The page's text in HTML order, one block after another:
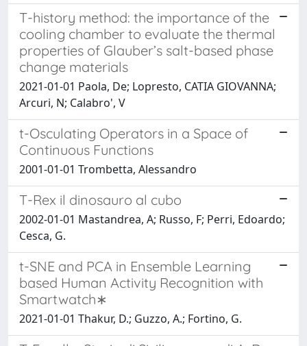
T-history method: the importance of the
cooling chamber to evaluate the thermal
properties of Glauber’s salt-based phase
change materials
2021-01-01 Paola, De; Lopresto, CATIA GIOVANNA;
Arcuri, N; Calabro', V
t-Osculating Operators in a Space of
Continuous Functions
2001-01-01 Trombetta, Alessandro
T-Rex il dinosauro al cubo
2002-01-01 Mastandrea, A; Russo, F; Perri, Edoardo;
Cesca, G.
t-SNE and PCA in Ensemble Learning
based Human Activity Recognition with
Smartwatch∗
2021-01-01 Thakur, D.; Guzzo, A.; Fortino, G.